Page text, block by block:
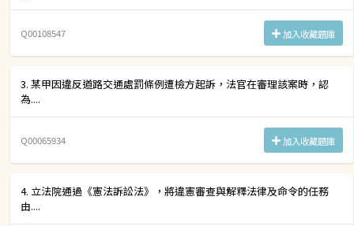
Q00108547 加入收藏題庫
3. 某甲因違反道路交通處罰條例遭檢方起訴，法官在審理該案時，認
為....
Q00065934 加入收藏題庫
4. 立法院通過《憲法訴訟法》，將違憲審查與解釋法律及命令的任務
由....